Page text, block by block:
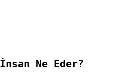
İnsan Ne Eder?